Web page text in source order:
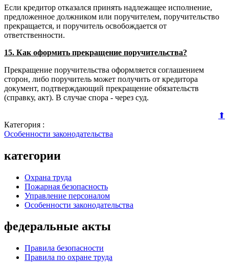
Если кредитор отказался принять надлежащее исполнение,
предложенное должником или поручителем, поручительство
прекращается, и поручитель освобождается от
ответственности.
15. Как оформить прекращение поручительства?
Прекращение поручительства оформляется соглашением
сторон, либо поручитель может получить от кредитора
документ, подтверждающий прекращение обязательств
(справку, акт). В случае спора - через суд.
⬆
Категория :
Особенности законодательства
категории
Охрана труда
Пожарная безопасность
Управление персоналом
Особенности законодательства
федеральные акты
Правила безопасности
Правила по охране труда